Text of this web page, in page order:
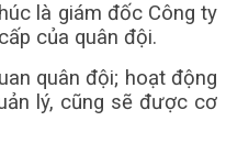
là giám đốc Công ty
của quân đội.
quân đội; hoạt động
lý, cũng sẽ được cơ